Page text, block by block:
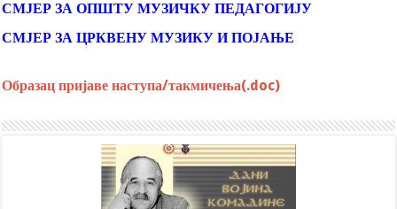
СМЈЕР ЗА ОПШТУ МУЗИЧКУ ПЕДАГОГИЈУ
СМЈЕР ЗА ЦРКВЕНУ МУЗИКУ И ПОЈАЊЕ
Образац пријаве наступа/такмичења(.doc)